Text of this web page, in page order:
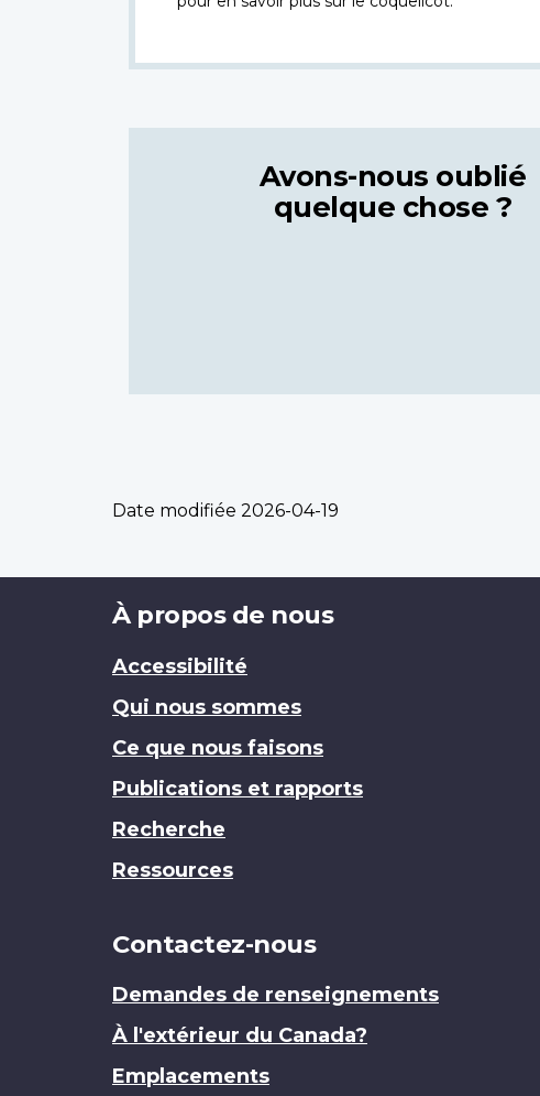
Avons-nous oublié
quelque chose ?
Date modifiée 2026-04-19
Brand
À propos de nous
Accessibilité
Qui nous sommes
Ce que nous faisons
Publications et rapports
Recherche
Ressources
Contactez-nous
Demandes de renseignements
À l'extérieur du Canada?
Emplacements